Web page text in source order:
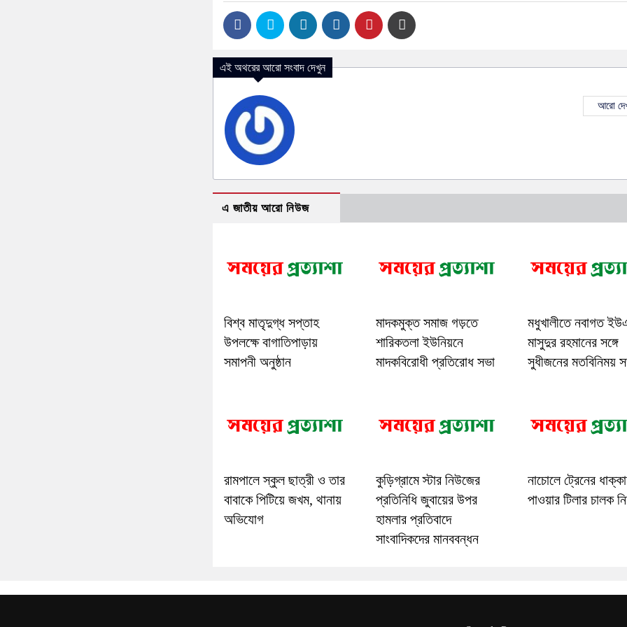
এই অথরের আরো সংবাদ দেখুন
আরো
এ জাতীয় আরো নিউজ
বিশ্ব মাতৃদুগ্ধ সপ্তাহ
উপলক্ষে বাগাতিপাড়ায়
সমাপনী অনুষ্ঠান
মাদকমুক্ত সমাজ গড়তে
শারিকতলা ইউনিয়নে
মাদকবিরোধী প্রতিরোধ সভা
মধুখালীতে নবাগত
মাসুদুর রহমানের সঙ্গে
সুধীজনের মতবিনিময়
রামপালে স্কুল ছাত্রী ও তার
বাবাকে পিটিয়ে জখম, থানায়
অভিযোগ
কুড়িগ্রামে স্টার নিউজের
প্রতিনিধি জুবায়ের উপর
হামলার প্রতিবাদে
সাংবাদিকদের মানববন্ধন
নাচোলে ট্রেনের
পাওয়ার টিলার চালক